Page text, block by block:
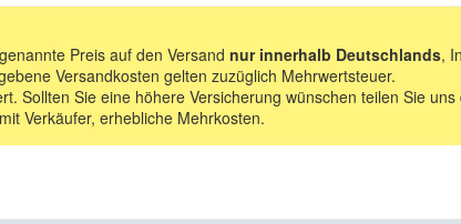
Preis auf den Versand nur innerhalb Deutschlands,
Versandkosten gelten zuzüglich Mehrwertsteuer.
Sollten Sie eine höhere Versicherung wünschen teilen Sie
Verkäufer, erhebliche Mehrkosten.